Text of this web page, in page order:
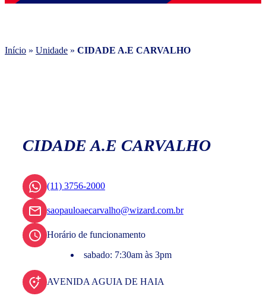
Início » Unidade » CIDADE A.E CARVALHO
CIDADE A.E CARVALHO
(11) 3756-2000
saopauloaecarvalho@wizard.com.br
Horário de funcionamento
sabado: 7:30am às 3pm
AVENIDA AGUIA DE HAIA